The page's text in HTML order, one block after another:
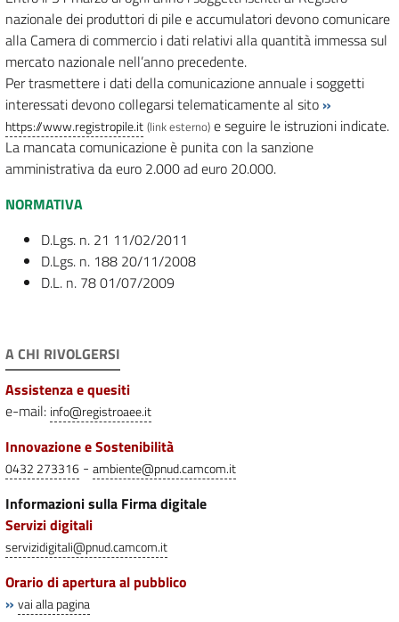
nazionale dei produttori di pile e accumulatori devono comunicare
alla Camera di commercio i dati relativi alla quantità immessa sul
mercato nazionale nell’anno precedente.
Per trasmettere i dati della comunicazione annuale i soggetti
interessati devono collegarsi telematicamente al sito»
https://www.registropile.it (link esterno) e seguire le istruzioni indicate.
La mancata comunicazione è punita con la sanzione
amministrativa da euro 2.000 ad euro 20.000.
NORMATIVA
D.Lgs. n. 21 11/02/2011
D.Lgs. n. 188 20/11/2008
D.L. n. 78 01/07/2009
A CHI RIVOLGERSI
Assistenza e quesiti
e-mail: info@registroaee.it
Innovazione e Sostenibilità
0432 273316 - ambiente@pnud.camcom.it
Informazioni sulla Firma digitale
Servizi digitali
servizidigitali@pnud.camcom.it
Orario di apertura al pubblico
» vai alla pagina